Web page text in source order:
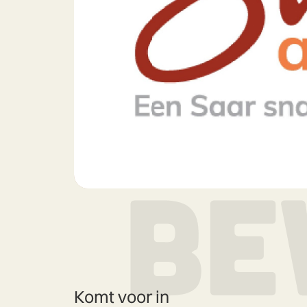
Komt voor in